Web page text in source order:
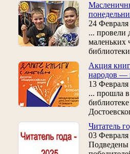
24 Февраля
... провели
маленьких
Акция
народов —
13 Февраля
... прошла
Читатель
03 Февраля
Подведены